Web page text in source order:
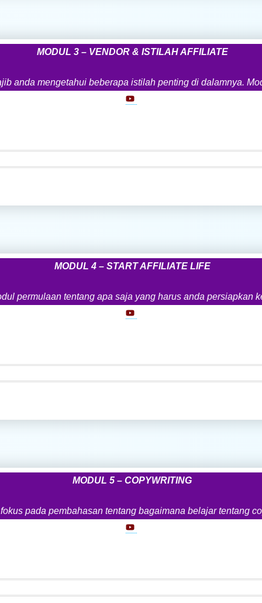
MODUL 3 – VENDOR & ISTILAH AFFILIATE
anda mengetahui beberapa istilah penting di dalamnya.
MODUL 4 – START AFFILIATE LIFE
permulaan tentang apa saja yang harus anda persiapkan
MODUL 5 – COPYWRITING
pada pembahasan tentang bagaimana belajar tentang